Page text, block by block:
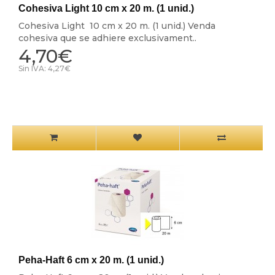
Cohesiva Light 10 cm x 20 m. (1 unid.)
Cohesiva Light 10 cm x 20 m. (1 unid.) Venda
cohesiva que se adhiere exclusivament..
4,70€
Sin IVA: 4,27€
Peha-Haft 6 cm x 20 m. (1 unid.)